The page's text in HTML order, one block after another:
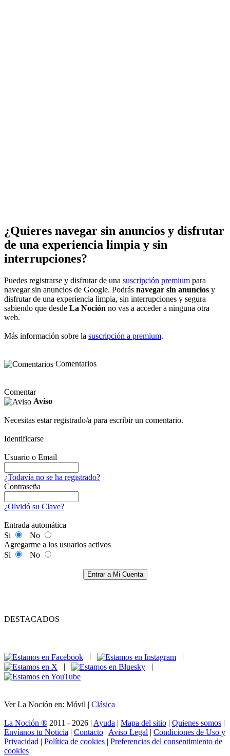
¿Quieres navegar sin anuncios y disfrutar
de una experiencia limpia y sin
interrupciones?
Puedes registrarse y disfrutar de una suscripción premium para
navegar sin anuncios de Google. Podrás navegar sin anuncios y
disfrutar de una experiencia limpia, sin interrupciones y segura
sabiendo que desde La Noción no vas a acceder a ninguna otra
web.
Más información sobre la suscripción a premium.
Comentarios
Comentar
Aviso
Necesitas estar registrado/a para escribir un comentario.
Identificarse
Usuario o Email
¿Todavía no se ha registrado?
Contraseña
¿Olvidó su Clave?
Entrada automática
Si
No
Agregarme a los usuarios activos
Si
No
Entrar a Mi Cuenta
DESTACADOS
|
|
Ver La Noción en: Móvil | Clásica
La Noción ® 2011 - 2026 | Ayuda | Mapa del sitio | Quienes somos |
Envíanos tu Noticia | Contacto | Aviso Legal | Condiciones de Uso y
Privacidad | Política de cookies | Preferencias del consentimiento de
cookies